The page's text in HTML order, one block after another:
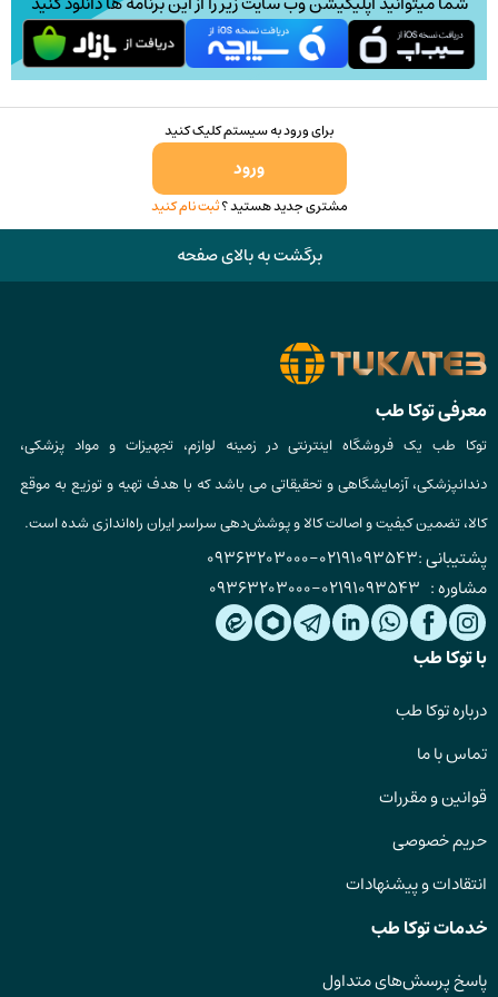
برای ورود به سیستم کلیک کنید
ورود
مشتری جدید هستید ؟ثبت نام کنید
برگشت به بالای صفحه
معرفی توکا طب
توکا طب یک فروشگاه اینترنتی در زمینه لوازم، تجهیزات و مواد پزشکی،
دندانپزشکی، آزمایشگاهی و تحقیقاتی می باشد که با هدف تهیه و توزیع به موقع
کالا، تضمین کیفیت و اصالت کالا و پوشش‌دهی سراسر ایران راه‌اندازی شده است.
پشتیبانی :02191093543
-
09363203000
مشاوره : 02191093543
-
09363203000
با توکا طب
درباره توکا طب
تماس با ما
قوانین و مقررات
حریم خصوصی
انتقادات و پیشنهادات
خدمات توکا طب
پاسخ پرسش‌های متداول